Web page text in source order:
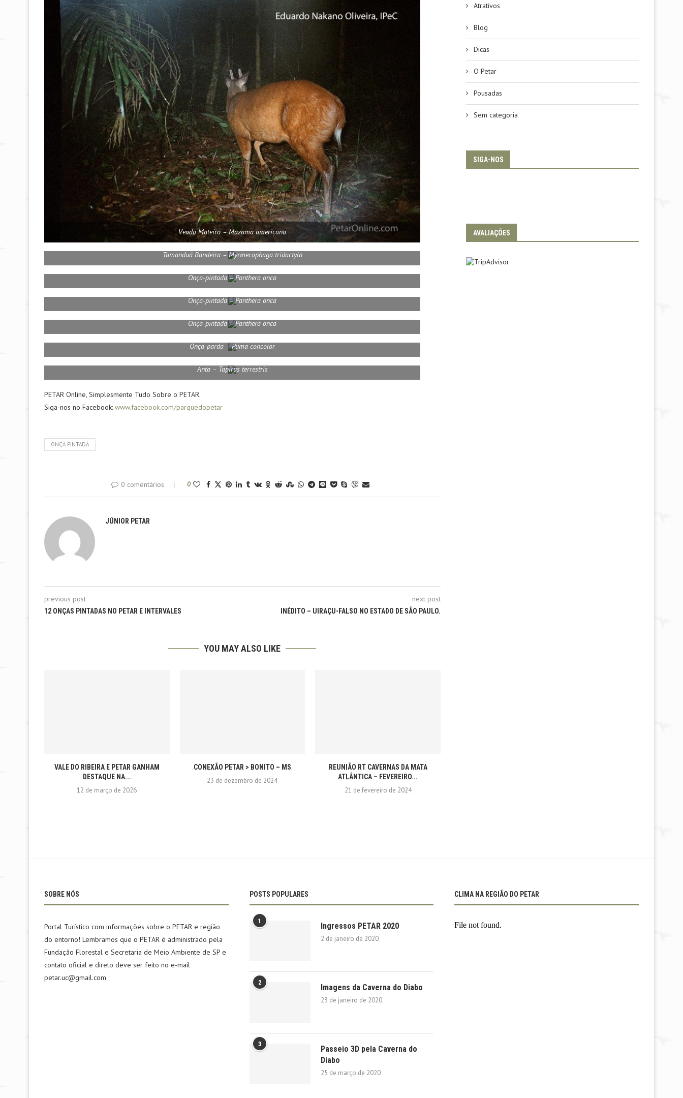
Veado Mateiro – Mazama americana
Tamanduá Bandeira – Myrmecophaga tridactyla
Onça-pintada – Panthera onca
Onça-pintada – Panthera onca
Onça-pintada – Panthera onca
Onça-parda – Puma concolor
Anta – Tapirus terrestris
PETAR Online, Simplesmente Tudo Sobre o PETAR.
Siga-nos no Facebook: www.facebook.com/parquedopetar
ONÇA PINTADA
0 comentários 0
JÚNIOR PETAR
previous post
12 ONÇAS PINTADAS NO PETAR E INTERVALES
next post
INÉDITO – UIRAÇU-FALSO NO ESTADO DE SÃO PAULO.
YOU MAY ALSO LIKE
VALE DO RIBEIRA E PETAR GANHAM
DESTAQUE NA...
12 de março de 2026
CONEXÃO PETAR > BONITO – MS
23 de dezembro de 2024
REUNIÃO RT CAVERNAS DA MATA
ATLÂNTICA – FEVEREIRO...
21 de fevereiro de 2024
Atrativos
Blog
Dicas
O Petar
Pousadas
Sem categoria
SIGA-NOS
AVALIAÇÕES
SOBRE NÓS
Portal Turístico com informações sobre o PETAR e região
do entorno! Lembramos que o PETAR é administrado pela
Fundação Florestal e Secretaria de Meio Ambiente de SP e
contato oficial e direto deve ser feito no e-mail
petar.uc@gmail.com
POSTS POPULARES
1 Ingressos PETAR 2020
2 de janeiro de 2020
2 Imagens da Caverna do Diabo
23 de janeiro de 2020
3
Passeio 3D pela Caverna do
Diabo
25 de março de 2020
CLIMA NA REGIÃO DO PETAR